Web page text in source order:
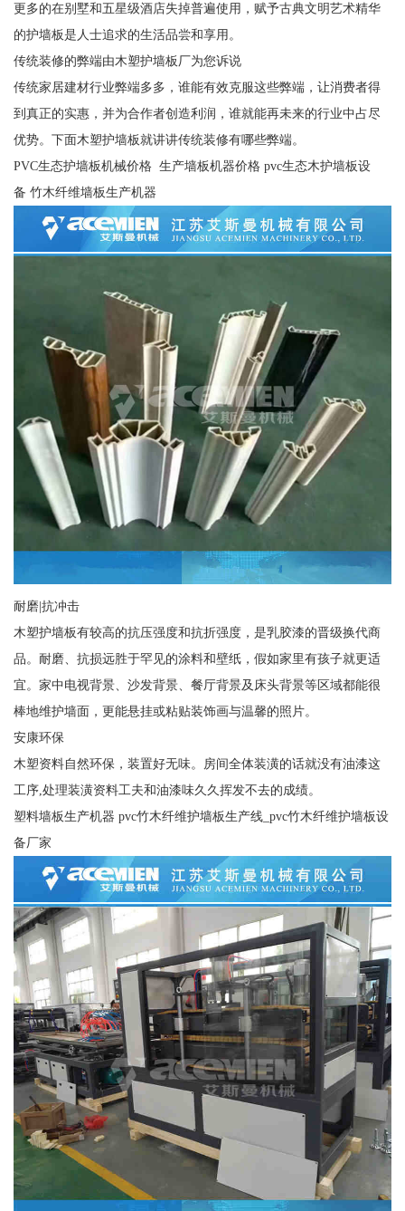
更多的在别墅和五星级酒店失掉普遍使用，赋予古典文明艺术精华
的护墙板是人士追求的生活品尝和享用。
传统装修的弊端由木塑护墙板厂为您诉说
传统家居建材行业弊端多多，谁能有效克服这些弊端，让消费者得
到真正的实惠，并为合作者创造利润，谁就能再未来的行业中占尽
优势。下面木塑护墙板就讲讲传统装修有哪些弊端。
PVC生态护墙板机械价格 生产墙板机器价格 pvc生态木护墙板设
备 竹木纤维墙板生产机器
耐磨|抗冲击
木塑护墙板有较高的抗压强度和抗折强度，是乳胶漆的晋级换代商
品。耐磨、抗损远胜于罕见的涂料和壁纸，假如家里有孩子就更适
宜。家中电视背景、沙发背景、餐厅背景及床头背景等区域都能很
棒地维护墙面，更能悬挂或粘贴装饰画与温馨的照片。
安康环保
木塑资料自然环保，装置好无味。房间全体装潢的话就没有油漆这
工序,处理装潢资料工夫和油漆味久久挥发不去的成绩。
塑料墙板生产机器 pvc竹木纤维护墙板生产线_pvc竹木纤维护墙板设
备厂家